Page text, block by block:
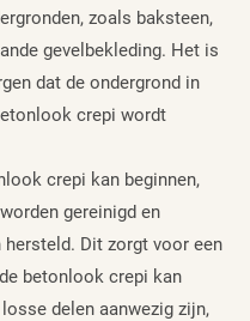
zoals baksteen,
gevelbekleding. Het is
dat de ondergrond in
crepi wordt
crepi kan beginnen,
gereinigd en
Dit zorgt voor een
betonlook crepi kan
delen aanwezig zijn,